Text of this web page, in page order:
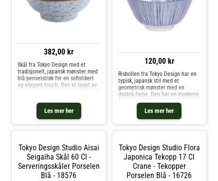
382,00 kr
Les mer her
Skål fra Tokyo Design med et
tradisjonelt, japansk mønster med
blå penselstrøk for en sofistikert
og elegant touch. Den er laget av
sushi. Kombineres nydelig med
andre produkter fra samme
kolleksjon. Om skålen fra Tokyo
Vakre, blå penselstrøk.
Vedlikeholdsinstruksjoner for
skålen- Tåler oppvaskmaskin.-
Tåler mikrobølgeovn. Kjøp
Serveringsskåler og andre Skåler
120,00 kr
Les mer her
Risbollen fra Tokyo Design har en
typisk, japansk stil med et
geometrisk mønster med en
dypblå farge. Den har en moderne
twist med en liten størrelse
perfekt til servering av snacks.
Risbollen har et håndlaget design
i høykvalitets porselen til
for å skape en mer personlig
borddekking. Laget i Japan. Om
fra Tokyo Design- Håndlaget
design.- Typisk, japansk stil.- Blått,
geometrisk mønster.- Laget av
Tokyo Design Studio Aisai
Seigaiha Skål 60 Cl -
Serveringsskåler Porselen
Blå - 18576
Tokyo Design Studio Flora
Japonica Tekopp 17 Cl
Crane - Tekopper
Porselen Blå - 16726